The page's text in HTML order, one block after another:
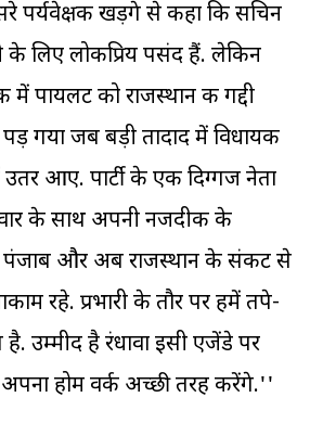
पर्यवेक्षक खड़गे से कहा कि सचिन
के लिए लोकप्रिय पसंद हैं. लेकिन
पायलट को राजस्थान की गद्दी
गया जब बड़ी तादाद में विधायक
आए. पार्टी के एक दिग्गज नेता
के साथ अपनी नजदीकी के
और अब राजस्थान के संकट से
रहे. प्रभारी के तौर पर हमें तपे-
उम्मीद है रंधावा इसी एजेंडे पर
होम वर्क अच्छी तरह करेंगे.''